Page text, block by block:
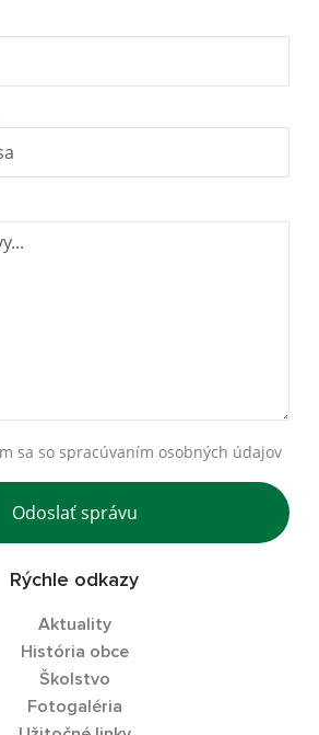
sa so spracúvaním osobných údajov
Odoslať správu
Rýchle odkazy
Aktuality
História obce
Školstvo
Fotogaléria